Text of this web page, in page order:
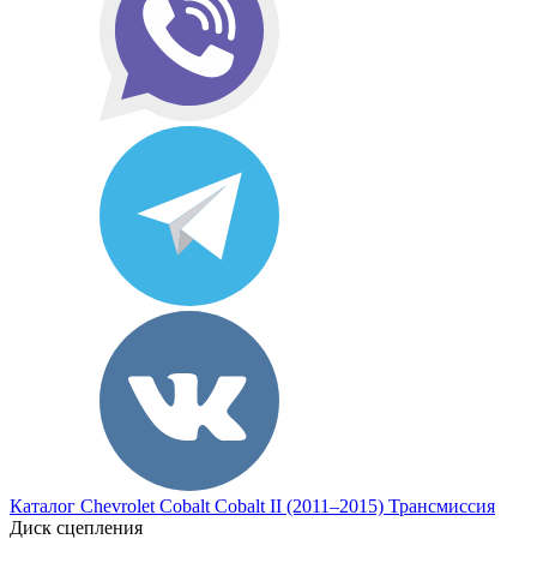
Каталог Chevrolet Cobalt Cobalt II (2011–2015) Трансмиссия
Диск сцепления